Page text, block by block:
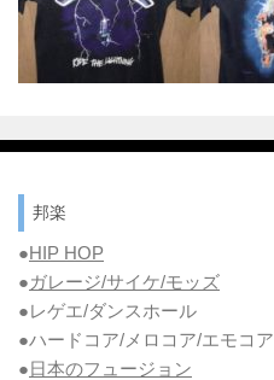
邦楽
●HIP HOP
●ガレージ/サイケ/モッズ
●レゲエ/ダンスホール
●ハードコア/メロコア/エモコア
●日本のフュージョン